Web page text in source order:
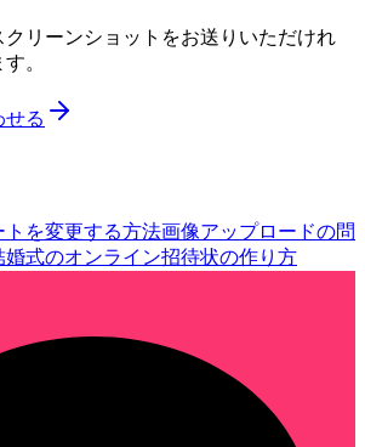
リーンショットをお送りいただけれ
。
せる
を変更する方法画像アップロードの問
婚式のオンライン招待状の作り方